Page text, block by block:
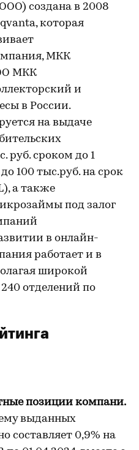
создана в 2008
которая
МКК
МКК
и
в России.
на выдаче
руб. сроком до 1
100 тыс.руб. на срок
а также
под залог
в онлайн-
работает и в
широкой
отделений по
позиции компани.
выданных
составляет 0,9% на